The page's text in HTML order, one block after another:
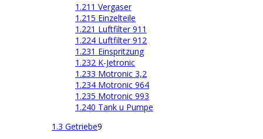
1.211 Vergaser
1.215 Einzelteile
1.221 Luftfilter 911
1.224 Luftfilter 912
1.231 Einspritzung
1.232 K-Jetronic
1.233 Motronic 3,2
1.234 Motronic 964
1.235 Motronic 993
1.240 Tank u Pumpe
1.3 Getriebe9